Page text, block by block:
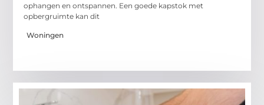
ophangen en ontspannen. Een goede kapstok met
opbergruimte kan dit
Woningen